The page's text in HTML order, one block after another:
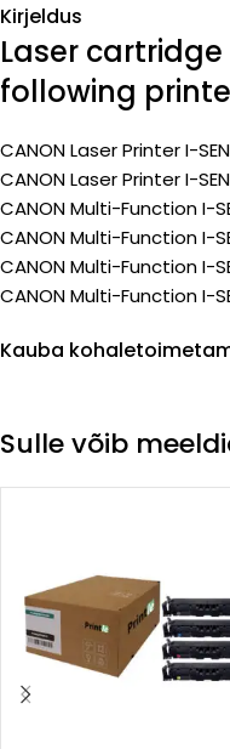
Kirjeldus
Laser
following
CANON Laser Printer I-
CANON Laser Printer I-
CANON Multi-Function I-
CANON Multi-Function I-
CANON Multi-Function I-
CANON Multi-Function I-
Kauba
Sulle võib